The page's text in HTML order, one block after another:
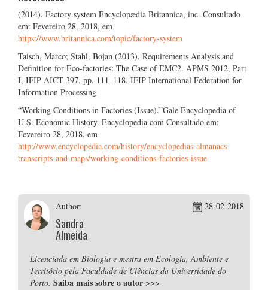
(2014). Factory system Encyclopædia Britannica, inc. Consultado
em: Fevereiro 28, 2018, em
https://www.britannica.com/topic/factory-system
Taisch, Marco; Stahl, Bojan (2013). Requirements Analysis and
Definition for Eco-factories: The Case of EMC2. APMS 2012, Part
I, IFIP AICT 397, pp. 111–118. IFIP International Federation for
Information Processing
“Working Conditions in Factories (Issue).”Gale Encyclopedia of
U.S. Economic History. Encyclopedia.com Consultado em:
Fevereiro 28, 2018, em
http://www.encyclopedia.com/history/encyclopedias-almanacs-
transcripts-and-maps/working-conditions-factories-issue
Author:
Sandra
Almeida
28-02-2018
Licenciada em Biologia e mestra em Ecologia, Ambiente e
Território pela Faculdade de Ciências da Universidade do
Porto. Saiba mais sobre o autor >>>